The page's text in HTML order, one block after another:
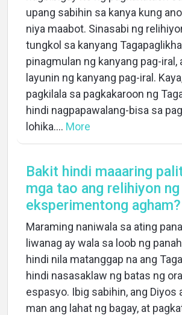
upang sabihin sa kanya kung
niya maabot. Sinasabi ng
tungkol sa kanyang
pinagmulan ng kanyang pag-iral,
layunin ng kanyang pag-iral.
pagkilala sa pagkakaroon ng
hindi nagpapawalang-bisa sa
lohika.... More
Bakit hindi maaaring
mga tao ang relihiyon ng
eksperimentong agham?
Maraming naniwala sa ating
liwanag ay wala sa loob ng
hindi nila matanggap na ang
hindi nasasaklaw ng batas ng
espasyo. Ibig sabihin, ang Diyos
man ang lahat ng bagay, at